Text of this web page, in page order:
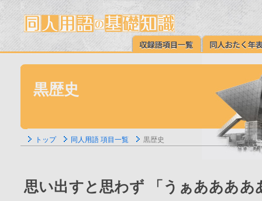
黒歴史
トップ 同人用語 項目一覧 黒歴史
思い出すと思わず 「うぁあああ